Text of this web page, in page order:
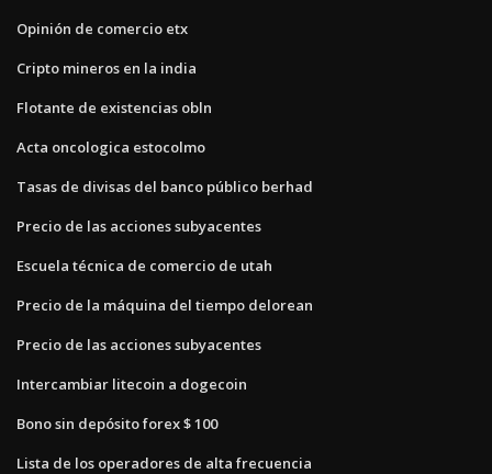
Opinión de comercio etx
Cripto mineros en la india
Flotante de existencias obln
Acta oncologica estocolmo
Tasas de divisas del banco público berhad
Precio de las acciones subyacentes
Escuela técnica de comercio de utah
Precio de la máquina del tiempo delorean
Precio de las acciones subyacentes
Intercambiar litecoin a dogecoin
Bono sin depósito forex $ 100
Lista de los operadores de alta frecuencia